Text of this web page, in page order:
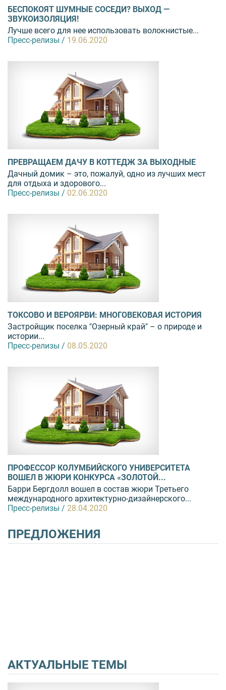
БЕСПОКОЯТ ШУМНЫЕ СОСЕДИ? ВЫХОД —
ЗВУКОИЗОЛЯЦИЯ!
Лучше всего для нее использовать волокнистые...
Пресс-релизы / 19.06.2020
ПРЕВРАЩАЕМ ДАЧУ В КОТТЕДЖ ЗА ВЫХОДНЫЕ
Дачный домик – это, пожалуй, одно из лучших мест
для отдыха и здорового...
Пресс-релизы / 02.06.2020
ТОКСОВО И ВЕРОЯРВИ: МНОГОВЕКОВАЯ ИСТОРИЯ
Застройщик поселка "Озерный край" – о природе и
истории...
Пресс-релизы / 08.05.2020
ПРОФЕССОР КОЛУМБИЙСКОГО УНИВЕРСИТЕТА
ВОШЕЛ В ЖЮРИ КОНКУРСА «ЗОЛОТОЙ...
Барри Бергдолл вошел в состав жюри Третьего
международного архитектурно-дизайнерского...
Пресс-релизы / 28.04.2020
ПРЕДЛОЖЕНИЯ
АКТУАЛЬНЫЕ ТЕМЫ